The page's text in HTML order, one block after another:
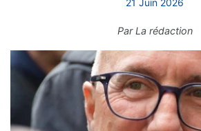
21 Juin 2026
ParLa rédaction